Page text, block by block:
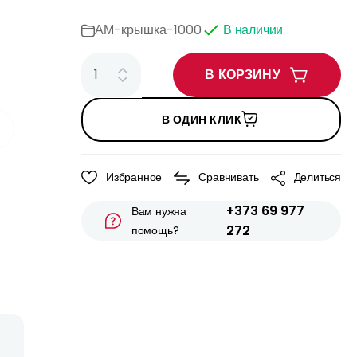
АМ-крышка-1000 В наличии
В КОРЗИНУ
В ОДИН КЛИК
Избранное Сравнивать Делиться
Вам нужна
помощь?
+373 69 977
272